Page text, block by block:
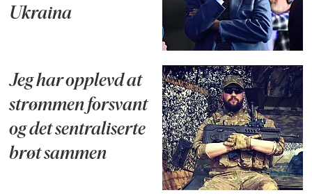
Ukraina
Jeg har opplevd at
strømmen forsvant
og det sentraliserte
brøt sammen